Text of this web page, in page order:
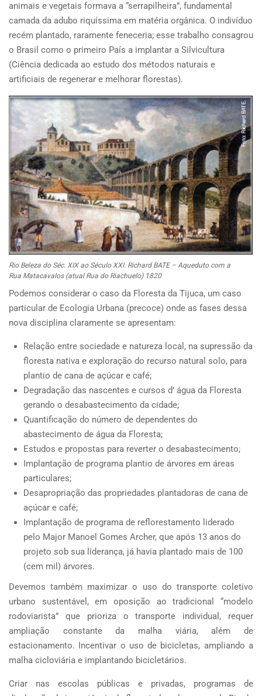
animais e vegetais formava a “serrapilheira”, fundamental
camada da adubo riquíssima em matéria orgânica. O indivíduo
recém plantado, raramente feneceria; esse trabalho consagrou
o Brasil como o primeiro País a implantar a Silvicultura
(Ciência dedicada ao estudo dos métodos naturais e
artificiais de regenerar e melhorar florestas).
Rio Beleza do Séc. XIX ao Século XXI. Richard BATE – Aqueduto com a
Rua Matacavalos (atual Rua do Riachuelo) 1820
Podemos considerar o caso da Floresta da Tijuca, um caso
particular de Ecologia Urbana (precoce) onde as fases dessa
nova disciplina claramente se apresentam:
Relação entre sociedade e natureza local, na supressão da
floresta nativa e exploração do recurso natural solo, para
plantio de cana de açúcar e café;
Degradação das nascentes e cursos d’ água da Floresta
gerando o desabastecimento da cidade;
Quantificação do número de dependentes do
abastecimento de água da Floresta;
Estudos e propostas para reverter o desabastecimento;
Implantação de programa plantio de árvores em áreas
particulares;
Desapropriação das propriedades plantadoras de cana de
açúcar e café;
Implantação de programa de reflorestamento liderado
pelo Major Manoel Gomes Archer, que após 13 anos do
projeto sob sua liderança, já havia plantado mais de 100
(cem mil) árvores.
Devemos também maximizar o uso do transporte coletivo
urbano sustentável, em oposição ao tradicional “modelo
rodoviarista” que prioriza o transporte individual, requer
ampliação constante da malha viária, além de
estacionamento. Incentivar o uso de bicicletas, ampliando a
malha cicloviária e implantando bicicletários.
Criar nas escolas públicas e privadas, programas de